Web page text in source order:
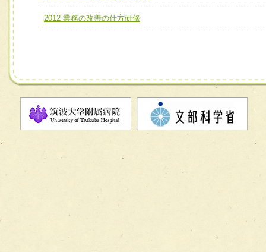
他職種の視点とスキルを学び、相互理解と連携を深める
チーム05【せん妄対策チーム】
チーム08【地域関係機関と連携した小児リハビリテーショ
チーム09【術前から始める周術期リハビリテーションチー
チーム10【包括的リハビリテーションコンサルテーション
チーム12【こどもの食育支援チーム】
チーム13【非がんに対する緩和ケアチーム】
2012 業務の改善の仕方研修